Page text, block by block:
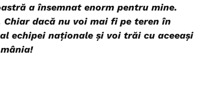
a însemnat enorm pentru mine.
dacă nu voi mai fi pe teren în
echipei naționale și voi trăi cu aceeași